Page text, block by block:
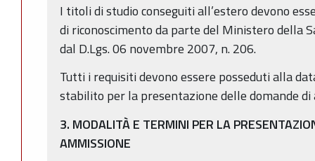
I titoli di studio conseguiti all’estero devono
di riconoscimento da parte del Ministero della
dal D.Lgs. 06 novembre 2007, n. 206.
Tutti i requisiti devono essere posseduti alla
stabilito per la presentazione delle domande di
3. MODALITÀ E TERMINI PER LA
AMMISSIONE